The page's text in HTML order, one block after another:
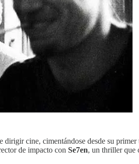
dirigir cine, cimentándose desde su
de impacto con Se7en, un thriller que